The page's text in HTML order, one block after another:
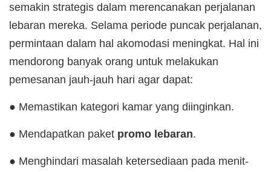
semakin strategis dalam merencanakan perjalanan
lebaran mereka. Selama periode puncak perjalanan,
permintaan dalam hal akomodasi meningkat. Hal ini
mendorong banyak orang untuk melakukan
pemesanan jauh-jauh hari agar dapat:
● Memastikan kategori kamar yang diinginkan.
● Mendapatkan paket promo lebaran.
● Menghindari masalah ketersediaan pada menit-